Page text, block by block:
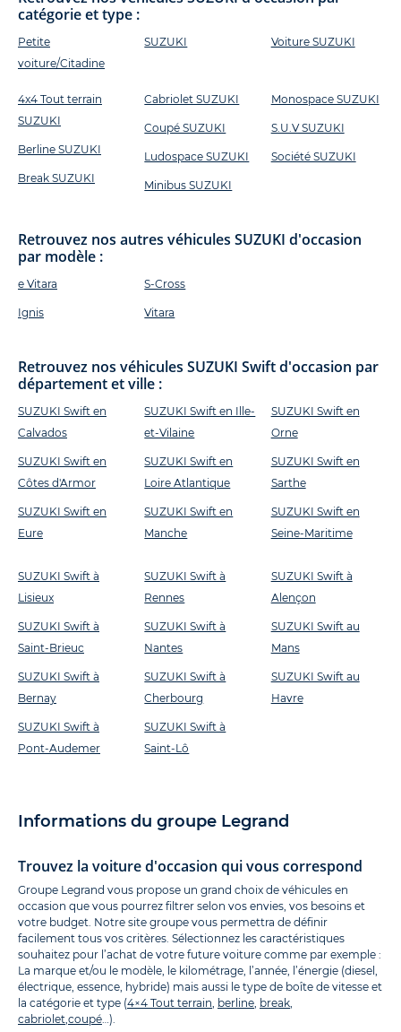
catégorie et type :
Petite
voiture/Citadine
SUZUKI Voiture SUZUKI
4x4 Tout terrain
SUZUKI
Berline SUZUKI
Break SUZUKI
Cabriolet SUZUKI
Coupé SUZUKI
Ludospace SUZUKI
Minibus SUZUKI
Monospace SUZUKI
S.U.V SUZUKI
Société SUZUKI
Retrouvez nos autres véhicules SUZUKI d'occasion
par modèle :
e Vitara
Ignis
S-Cross
Vitara
Retrouvez nos véhicules SUZUKI Swift d'occasion par
département et ville :
SUZUKI Swift en
Calvados
SUZUKI Swift en
Côtes d'Armor
SUZUKI Swift en
Eure
SUZUKI Swift en Ille-
et-Vilaine
SUZUKI Swift en
Loire Atlantique
SUZUKI Swift en
Manche
SUZUKI Swift en
Orne
SUZUKI Swift en
Sarthe
SUZUKI Swift en
Seine-Maritime
SUZUKI Swift à
Lisieux
SUZUKI Swift à
Saint-Brieuc
SUZUKI Swift à
Bernay
SUZUKI Swift à
Pont-Audemer
SUZUKI Swift à
Rennes
SUZUKI Swift à
Nantes
SUZUKI Swift à
Cherbourg
SUZUKI Swift à
Saint-Lô
SUZUKI Swift à
Alençon
SUZUKI Swift au
Mans
SUZUKI Swift au
Havre
Informations du groupe Legrand
Trouvez la voiture d'occasion qui vous correspond
Groupe Legrand vous propose un grand choix de véhicules en
occasion que vous pourrez filtrer selon vos envies, vos besoins et
votre budget. Notre site groupe vous permettra de définir
facilement tous vos critères. Sélectionnez les caractéristiques
souhaitez pour l’achat de votre future voiture comme par exemple :
La marque et/ou le modèle, le kilométrage, l’année, l’énergie (diesel,
électrique, essence, hybride) mais aussi le type de boîte de vitesse et
la catégorie et type (4×4 Tout terrain, berline, break,
cabriolet,coupé…).